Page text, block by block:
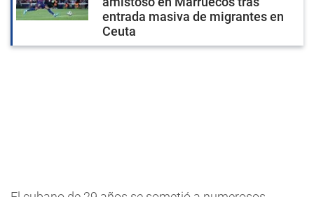
entrada masiva de migrantes en
Ceuta